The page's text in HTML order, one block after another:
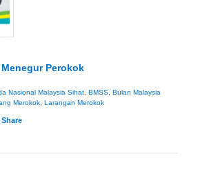
Perokok
Nasional Malaysia Sihat BMSS Bulan Malaysia
Merokok Larangan Merokok